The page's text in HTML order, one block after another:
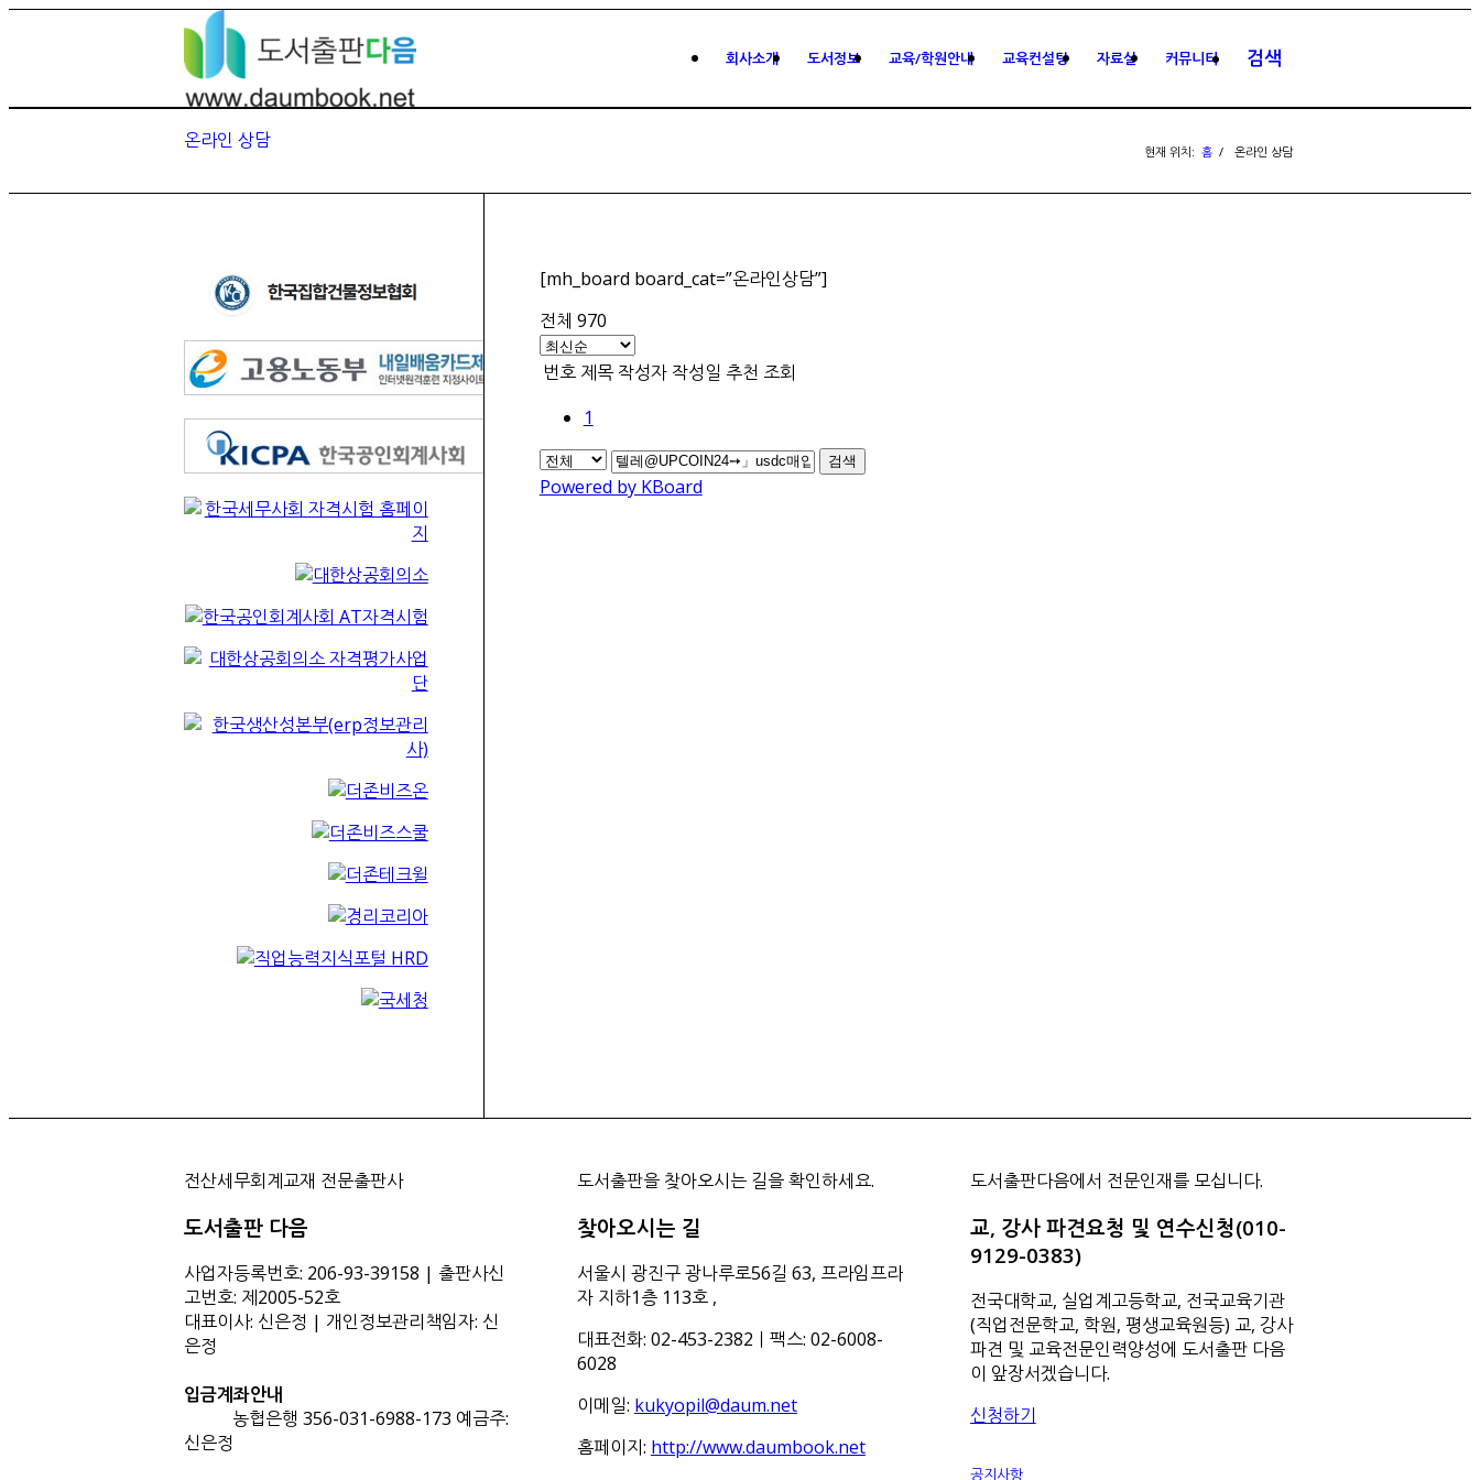
회사소개 도서정보 교육/학원안내 교육컨설팅 자료실 커뮤니티 검색
온라인 상담 현재 위치: 홈 / 온라인 상담
[mh_board board_cat=”온라인상담”]
전체 970
번호 제목 작성자 작성일 추천 조회
1
검색
Powered by KBoard
전산세무회계교재 전문출판사
도서출판 다음
사업자등록번호: 206-93-39158 | 출판사신
고번호: 제2005-52호
대표이사: 신은정 | 개인정보관리책임자: 신
은정
입금계좌안내
농협은행 356-031-6988-173 예금주:
신은정
도서출판을 찾아오시는 길을 확인하세요.
찾아오시는 길
서울시 광진구 광나루로56길 63, 프라임프라
자 지하1층 113호 ,
대표전화: 02-453-2382ㅣ팩스: 02-6008-
6028
이메일: kukyopil@daum.net
홈페이지: http://www.daumbook.net
도서출판다음에서 전문인재를 모십니다.
교, 강사 파견요청 및 연수신청(010-
9129-0383)
전국대학교, 실업계고등학교, 전국교육기관
(직업전문학교, 학원, 평생교육원등) 교, 강사
파견 및 교육전문인력양성에 도서출판 다음
이 앞장서겠습니다.
신청하기
공지사항